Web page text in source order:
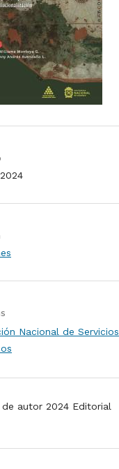
Nacional de Servicios
de autor 2024 Editorial